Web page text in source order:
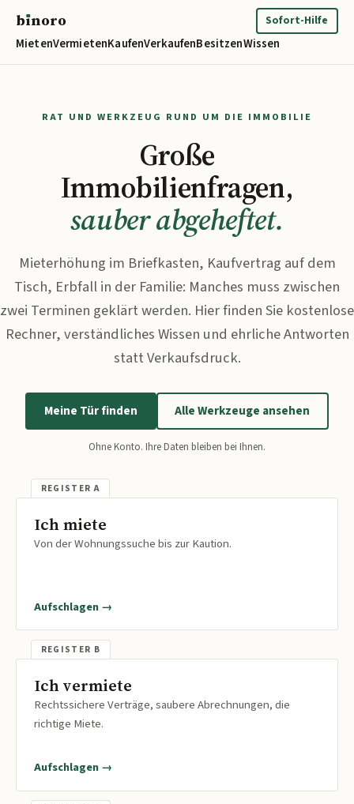
bınoro
MietenVermietenKaufenVerkaufenBesitzenWissen
Sofort-Hilfe
RAT UND WERKZEUG RUND UM DIE IMMOBILIE
Große
Immobilienfragen,
sauber abgeheftet.
Mieterhöhung im Briefkasten, Kaufvertrag auf dem
Tisch, Erbfall in der Familie: Manches muss zwischen
zwei Terminen geklärt werden. Hier finden Sie kostenlose
Rechner, verständliches Wissen und ehrliche Antworten
statt Verkaufsdruck.
Meine Tür finden Alle Werkzeuge ansehen
Ohne Konto. Ihre Daten bleiben bei Ihnen.
Ich miete
Von der Wohnungssuche bis zur Kaution.
Aufschlagen →
Ich vermiete
Rechtssichere Verträge, saubere Abrechnungen, die
richtige Miete.
Aufschlagen →